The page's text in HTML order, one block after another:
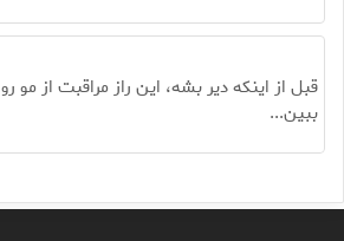
قبل از اینکه دیر بشه، این راز مراقبت از مو رو
ببین...